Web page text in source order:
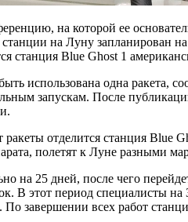
на которой ее
на Луну запланирован
станция Blue Ghost 1
использована одна ракета,
запускам. После
отделится станция
полетят к Луне разными
на 25 дней, после чего
В этот период специалисты
завершении всех работ